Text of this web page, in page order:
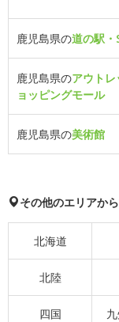
鹿児島県の道の駅・
鹿児島県のアウト
ョッピングモール
鹿児島県の美術館
その他のエリアか
北海道
北陸
四国